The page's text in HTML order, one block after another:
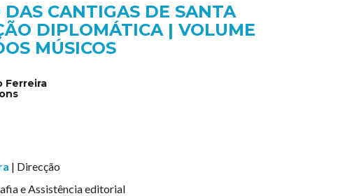
CANTIGAS DE SANTA
DIPLOMÁTICA | VOLUME
MÚSICOS
Ferreira
| Direcção
e Assistência editorial